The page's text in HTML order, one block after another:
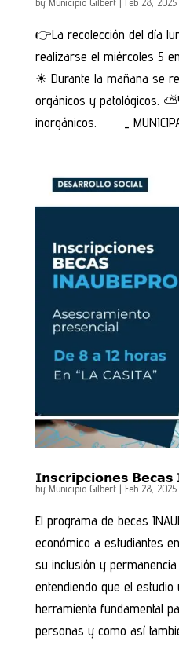
by Municipio Gilbert| Feb 28, 2025
👉La recolección del día
realizarse el miércoles 5
☀ Durante la mañana se
orgánicos y patológicos.
inorgánicos. _
𝗜𝗻𝘀𝗰𝗿𝗶𝗽𝗰𝗶𝗼𝗻𝗲𝘀
by Municipio Gilbert| Feb 28, 2025
El programa de becas
económico a estudiantes
su inclusión y
entendiendo que el estudio
herramienta fundamental
personas y como así